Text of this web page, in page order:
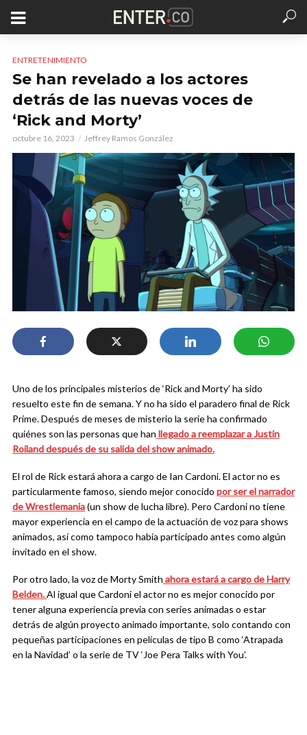
ENTRETENIMIENTO
Se han revelado a los actores
detrás de las nuevas voces de
‘Rick and Morty’
octubre 16, 2023 Jeffrey Ramos González
Uno de los principales misterios de ‘Rick and Morty’ ha sido
resuelto este fin de semana. Y no ha sido el paradero final de Rick
Prime. Después de meses de misterio la serie ha confirmado
quiénes son las personas que han llegado a reemplazar a Justin
Roiland después de su salida del show animado.
El rol de Rick estará ahora a cargo de Ian Cardoni. El actor no es
particularmente famoso, siendo mejor conocido por ser el narrador
de Wrestlemania(un show de lucha libre). Pero Cardoni no tiene
mayor experiencia en el campo de la actuación de voz para shows
animados, así como tampoco había participado antes como algún
invitado en el show.
Por otro lado, la voz de Morty Smith ahora estará a cargo de Harry
Belden.Al igual que Cardoni el actor no es mejor conocido por
tener alguna experiencia previa con series animadas o estar
detrás de algún proyecto animado importante, solo contando con
pequeñas participaciones en películas de tipo B como ‘Atrapada
en la Navidad’ o la serie de TV ‘Joe Pera Talks with You’.